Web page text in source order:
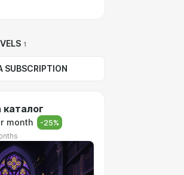
1
SUBSCRIPTION
month -25%